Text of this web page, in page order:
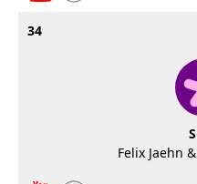
34
Felix Jaehn